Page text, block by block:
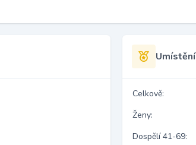
Umístění
Celkově:
Ženy:
Dospělí 41-69: